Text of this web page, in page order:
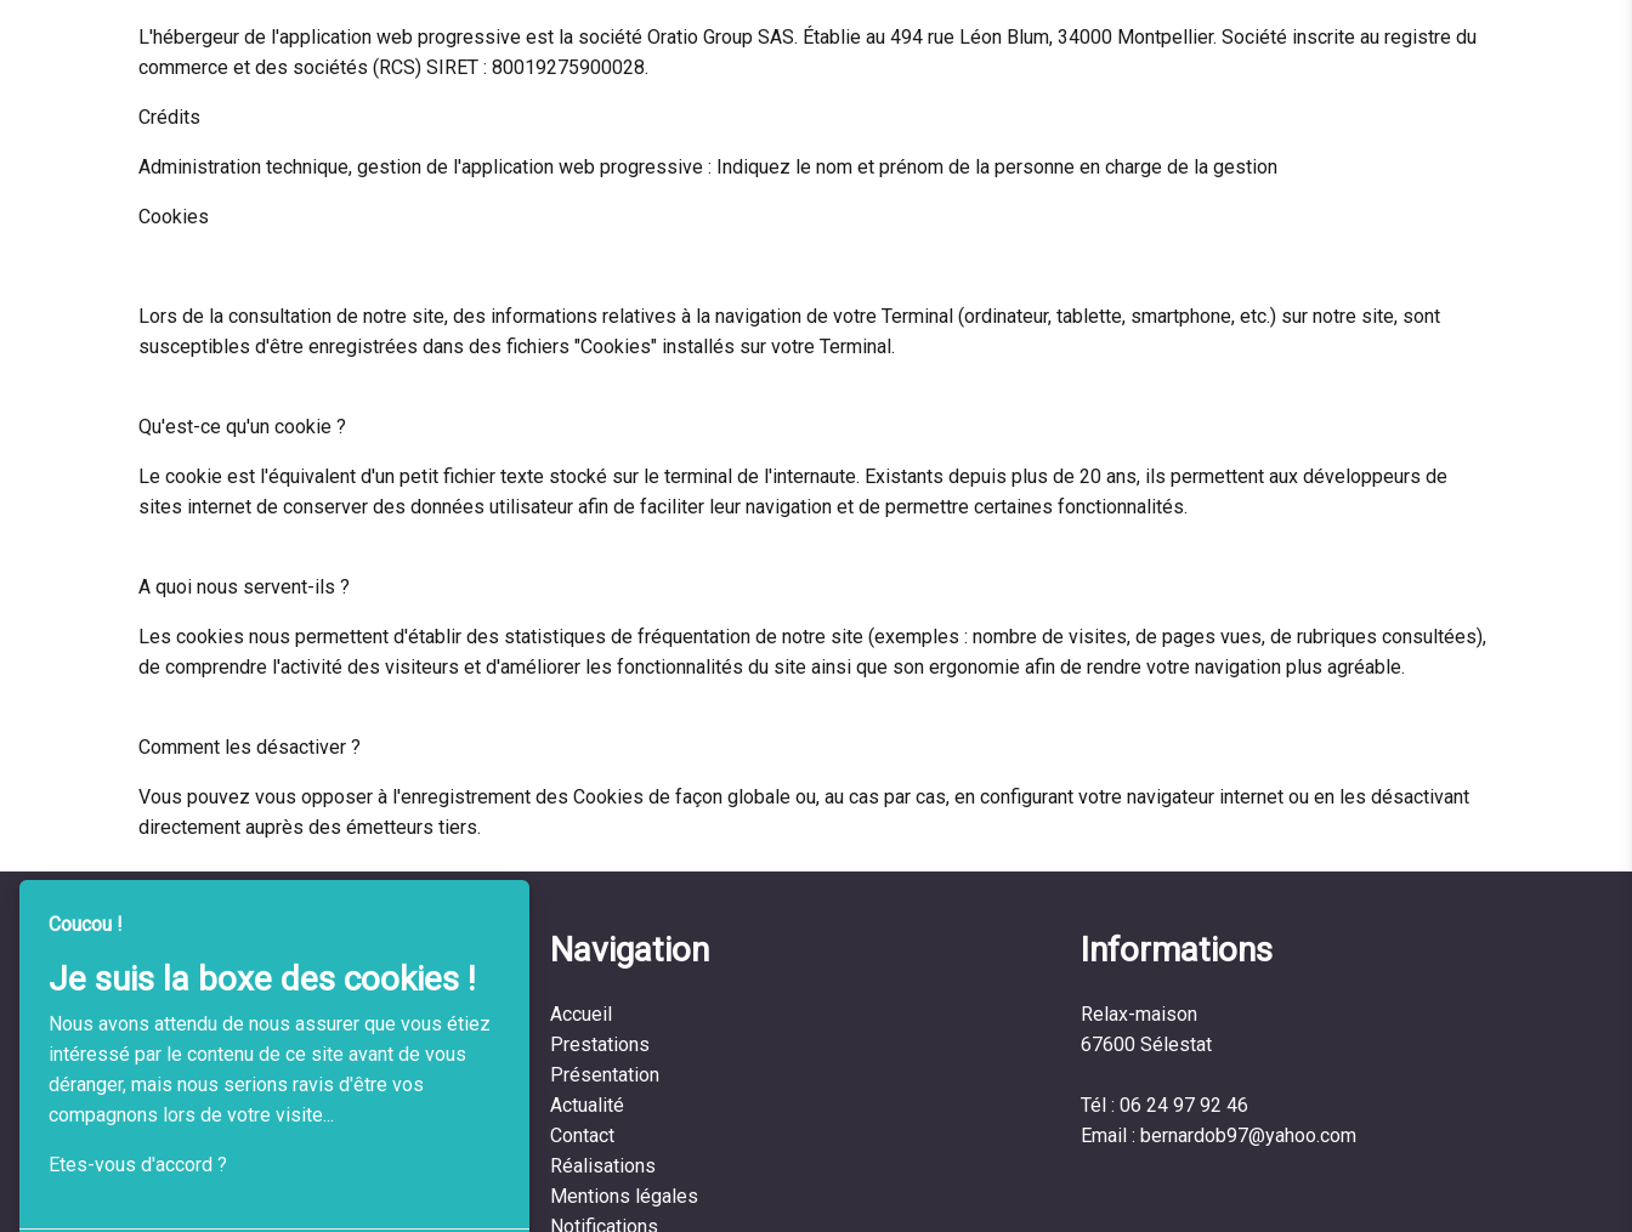
L'hébergeur de l'application web progressive est la société Oratio Group SAS. Établie au 494 rue Léon Blum, 34000 Montpellier. Société inscrite au registre du
commerce et des sociétés (RCS) SIRET : 80019275900028.
Crédits
Administration technique, gestion de l'application web progressive : Indiquez le nom et prénom de la personne en charge de la gestion
Cookies
Lors de la consultation de notre site, des informations relatives à la navigation de votre Terminal (ordinateur, tablette, smartphone, etc.) sur notre site, sont
susceptibles d'être enregistrées dans des fichiers "Cookies" installés sur votre Terminal.
Qu'est-ce qu'un cookie ?
Le cookie est l'équivalent d'un petit fichier texte stocké sur le terminal de l'internaute. Existants depuis plus de 20 ans, ils permettent aux développeurs de
sites internet de conserver des données utilisateur afin de faciliter leur navigation et de permettre certaines fonctionnalités.
A quoi nous servent-ils ?
Les cookies nous permettent d'établir des statistiques de fréquentation de notre site (exemples : nombre de visites, de pages vues, de rubriques consultées),
de comprendre l'activité des visiteurs et d'améliorer les fonctionnalités du site ainsi que son ergonomie afin de rendre votre navigation plus agréable.
Comment les désactiver ?
Vous pouvez vous opposer à l'enregistrement des Cookies de façon globale ou, au cas par cas, en configurant votre navigateur internet ou en les désactivant
directement auprès des émetteurs tiers.
A vos cotés au quotidien !
Navigation
Accueil
Prestations
Présentation
Actualité
Contact
Réalisations
Mentions légales
Notifications
Informations
Relax-maison
67600 Sélestat
Tél : 06 24 97 92 46
Email : bernardob97@yahoo.com
Coucou !
Je suis la boxe des cookies !
Nous avons attendu de nous assurer que vous étiez
intéressé par le contenu de ce site avant de vous
déranger, mais nous serions ravis d'être vos
compagnons lors de votre visite...
Etes-vous d'accord ?